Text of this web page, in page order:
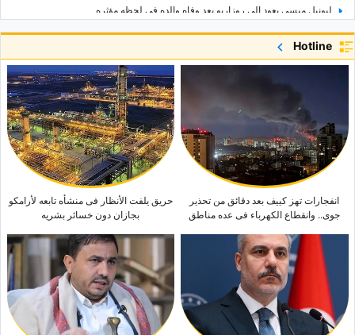
لیونیل میسی یعود إلى روزاریو بعد وفاه والده فی لحظه مؤثره
وزیر الخارجیه الإیرانی الأسبق یطرح مجدداً فکره «الدفاع الجماعی» بین الدول
الإسلامیه
طهران ترفع سقف مطالبها بشأن هرمز.. والسلطنه تتحدث عن مفاوضات «إیجابیه»
فانس یکشف تفاصیل المفاوضات مع إیران بشأن مضیق هرمز: «لا نثق ونُدقّق»
قائد القیاده المرکزیه الأمریکیه یصل إلى تل أبیب فی زیاره لافته
Hotline
انفجارات تهز کییف بعد دقائق من تحذیر
جوی.. وانقطاع الکهرباء فی عده مناطق
حریق یلفت الأنظار فی منشأه تابعه لأرامکو
بجازان دون خسائر بشریه